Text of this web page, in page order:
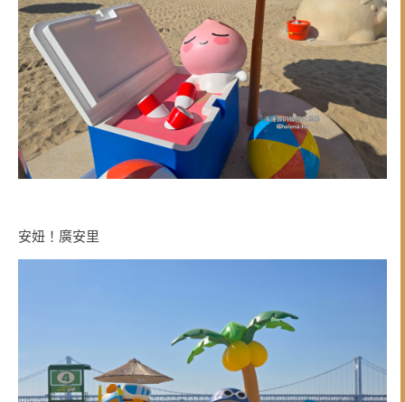
安妞！廣安里